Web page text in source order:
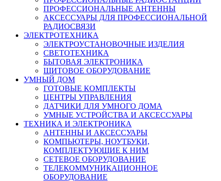
ПРОФЕССИОНАЛЬНЫЕ АНТЕННЫ
АКСЕССУАРЫ ДЛЯ ПРОФЕССИОНАЛЬНОЙ
РАДИОСВЯЗИ
ЭЛЕКТРОТЕХНИКА
ЭЛЕКТРОУСТАНОВОЧНЫЕ ИЗДЕЛИЯ
СВЕТОТЕХНИКА
БЫТОВАЯ ЭЛЕКТРОНИКА
ЩИТОВОЕ ОБОРУДОВАНИЕ
УМНЫЙ ДОМ
ГОТОВЫЕ КОМПЛЕКТЫ
ЦЕНТРЫ УПРАВЛЕНИЯ
ДАТЧИКИ ДЛЯ УМНОГО ДОМА
УМНЫЕ УСТРОЙСТВА И АКСЕССУАРЫ
ТЕХНИКА И ЭЛЕКТРОНИКА
АНТЕННЫ И АКСЕССУАРЫ
КОМПЬЮТЕРЫ, НОУТБУКИ,
КОМПЛЕКТУЮЩИЕ К НИМ
СЕТЕВОЕ ОБОРУДОВАНИЕ
ТЕЛЕКОММУНИКАЦИОННОЕ
ОБОРУДОВАНИЕ